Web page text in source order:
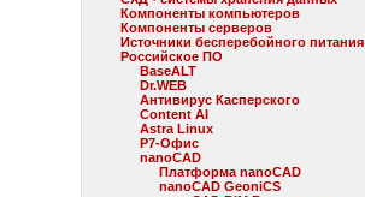
Компоненты компьютеров
Компоненты серверов
Источники бесперебойного питания
Российское ПО
BaseALT
Dr.WEB
Антивирус Касперского
Content AI
Astra Linux
Р7-Офис
nanoCAD
Платформа nanoCAD
nanoCAD GeoniCS